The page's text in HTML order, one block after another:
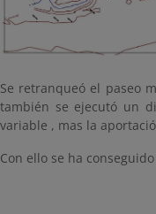
Se retranqueó el paseo
también se ejecutó un
variable , mas la
Con ello se ha